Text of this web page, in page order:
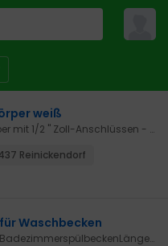
weiß
arbonia-Heizkörper mit 1/2 " Zoll-Anschlüssen - Farbe weißund den Maßen h = 1400 mm , b = 680 mm , t = 100 mmfür 200,- €
Reinickendorf
Waschbecken
Unterschrank für BadezimmerspülbeckenLänge: 50 cmBreite: 32.5 cmHöhe: 60 cmNur SelbstabholungPreis Verhandelbar